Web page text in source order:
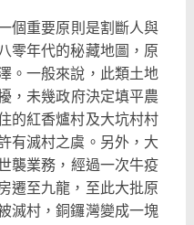
個重要原則是割斷人與
零年代的秘藏地圖， 原
。一般來說， 此類土地
，未幾政府決定填平農
的紅香爐村及大坑村村
有滅村之虞。另外， 大
襲業務，經過一次牛疫
遷至九龍， 至此大批原
滅村，銅鑼灣變成一塊